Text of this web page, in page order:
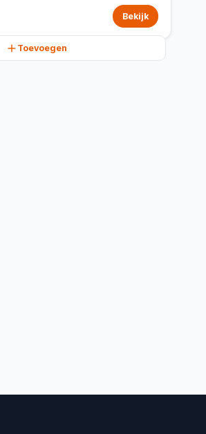
Bekijk
Toevoegen